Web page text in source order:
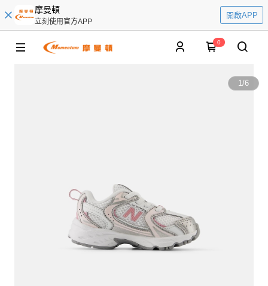
摩曼頓
立刻使用官方APP
開啟APP
0
1/6